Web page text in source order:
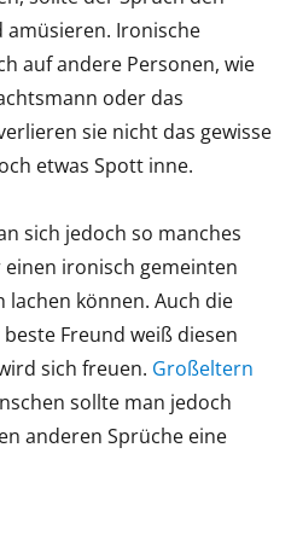
Ironische
auf andere Personen, wie
oder das
sie nicht das gewisse
etwas Spott inne.
sich jedoch so manches
ironisch gemeinten
können. Auch die
Freund weiß diesen
sich freuen. Großeltern
sollte man jedoch
anderen Sprüche eine